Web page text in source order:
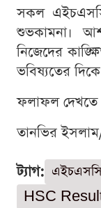
সকল
শুভকামনা।
নিজেদের
ভবিষ্যতের
ফলাফল দেখতে
তানভির
ট্যাগ:
HSC